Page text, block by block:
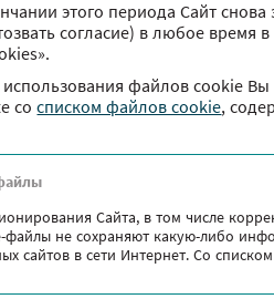
этого периода Сайт
согласие) в любое время
файлов сookie
coсписком файлов cookie,
Сайта, в том числе
не сохраняют какую-либо
сайтов в сети Интернет. Со